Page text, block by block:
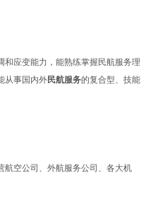
应变能力，能熟练掌握民航服务理
从事国内外民航服务的复合型、技能
航空公司、外航服务公司、各大机